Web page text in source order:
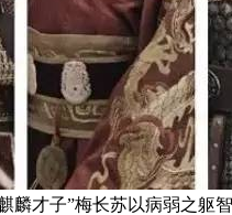
麟才子”梅长苏以病弱之躯